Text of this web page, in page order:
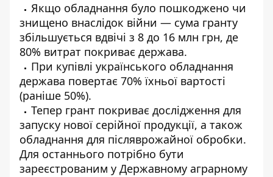
Якщо обладнання було пошкоджено чи
знищено внаслідок війни — сума гранту
збільшується вдвічі з 8 до 16 млн грн, де
80% витрат покриває держава.
При купівлі українського обладнання
держава повертає 70% їхньої вартості
(раніше 50%).
Тепер грант покриває дослідження для
запуску нової серійної продукції, а також
обладнання для післяврожайної обробки.
Для останнього потрібно бути
зареєстрованим у Державному аграрному